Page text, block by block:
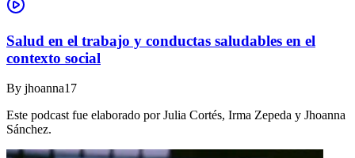
Salud en el trabajo y conductas saludables en el
contexto social
By jhoanna17
Este podcast fue elaborado por Julia Cortés, Irma Zepeda y Jhoanna
Sánchez.